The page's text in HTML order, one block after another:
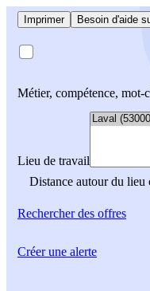
Imprimer Besoin d'aide
Métier, compétence, mot-
Lieu de travail
Distance autour du lieu
Rechercherdes offres
Créer une alerte